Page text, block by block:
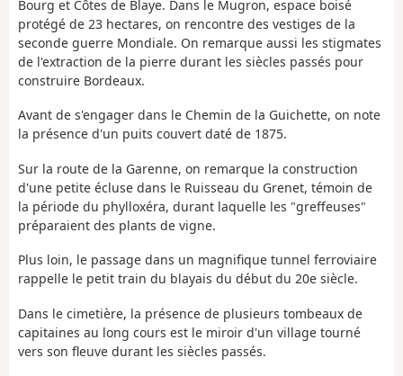
Bourg et Côtes de Blaye. Dans le Mugron, espace boisé
protégé de 23 hectares, on rencontre des vestiges de la
seconde guerre Mondiale. On remarque aussi les stigmates
de l'extraction de la pierre durant les siècles passés pour
construire Bordeaux.
Avant de s'engager dans le Chemin de la Guichette, on note
la présence d'un puits couvert daté de 1875.
Sur la route de la Garenne, on remarque la construction
d'une petite écluse dans le Ruisseau du Grenet, témoin de
la période du phylloxéra, durant laquelle les "greffeuses"
préparaient des plants de vigne.
Plus loin, le passage dans un magnifique tunnel ferroviaire
rappelle le petit train du blayais du début du 20e siècle.
Dans le cimetière, la présence de plusieurs tombeaux de
capitaines au long cours est le miroir d'un village tourné
vers son fleuve durant les siècles passés.